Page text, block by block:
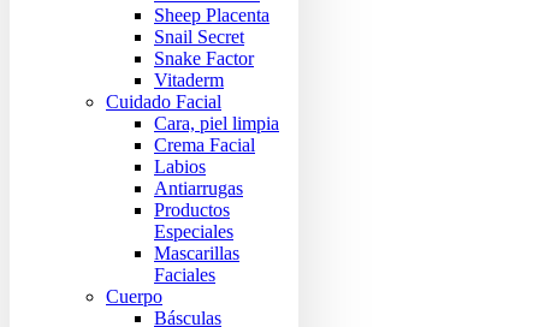
Sheep Placenta
Snail Secret
Snake Factor
Vitaderm
Cuidado Facial
Cara, piel limpia
Crema Facial
Labios
Antiarrugas
Productos
Especiales
Mascarillas
Faciales
Cuerpo
Básculas